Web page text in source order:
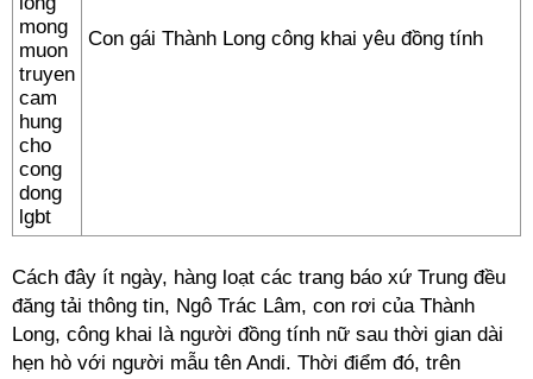
Con gái Thành Long công khai yêu đồng tính
Cách đây ít ngày, hàng loạt các trang báo xứ Trung đều
đăng tải thông tin, Ngô Trác Lâm, con rơi của Thành
Long, công khai là người đồng tính nữ sau thời gian dài
hẹn hò với người mẫu tên Andi. Thời điểm đó, trên